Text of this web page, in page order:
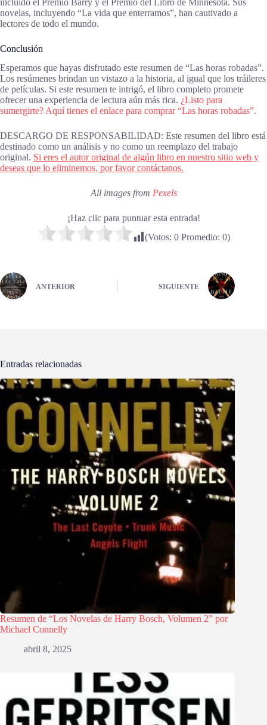
novelas, incluyendo “La vida que enterramos”, han cautivado a
lectores de todo el mundo.
Conclusión
Esperamos que hayas disfrutado este resumen de “Las horas robadas”.
Los resúmenes brindan un vistazo a la historia, al igual que los tráileres
de películas. Si este resumen te intrigó, el libro completo promete
ofrecer una experiencia de lectura aún más rica. ¿Listo para
sumergirte? Aquí tienes el enlace para comprar “Las horas robadas”.
DESCARGO DE RESPONSABILIDAD: Este resumen del libro está
destinado como un análisis y no como un reemplazo del trabajo
original. Si eres el autor original de algún libro en nuestro sitio web y
deseas que lo eliminemos, por favor contáctanos.
All images from Pexels
¡Haz clic para puntuar esta entrada!
(Votos: 0Promedio: 0)
ANTERIOR SIGUIENTE
Entradas relacionadas
Resumen de “Los Novelas de Harry Bosch, Volumen 2” por
Michael Connelly
abril 8, 2025